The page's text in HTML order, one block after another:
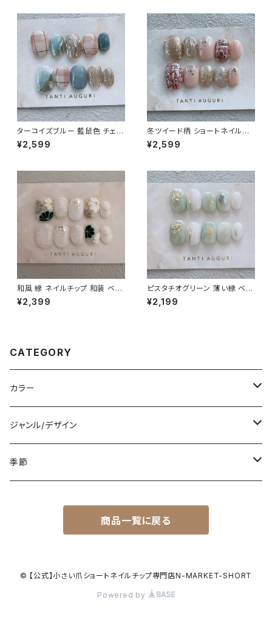
ターコイズブルー 藍鼠色 チェッ
ク ショートネイルチップ 水色系
格子柄 小さめ 短め 通販サイト
¥2,599
冬ツイード柄 ショートネイルチ
ップ 編み編み 格子柄 セーター
ニット ガーリー 女子力 短め 通
¥2,599
和風 緑 ネイルチップ 和装 ベリ
ーショート 着物用 乳白色 短め
小さめ 和柄 前撮り 和服用 成
¥2,399
ピスタチオグリーン 薄い緑 ベリ
ーショート ネイルチップ お呼ば
れ 通販 販売店 売ってる場所 結
¥2,199
CATEGORY
カラー
白
黒
黄色
ジャンル/デザイン
シンプル
星柄
季節
商品一覧に戻る
© 【公式】小さい爪ショートネイルチップ専門店N-MARKET-SHORT
Powered by